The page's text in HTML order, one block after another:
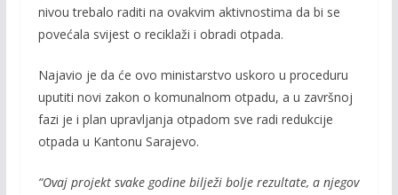
nivou trebalo raditi na ovakvim aktivnostima da bi se
povećala svijest o reciklaži i obradi otpada.
Najavio je da će ovo ministarstvo uskoro u proceduru
uputiti novi zakon o komunalnom otpadu, a u završnoj
fazi je i plan upravljanja otpadom sve radi redukcije
otpada u Kantonu Sarajevo.
“Ovaj projekt svake godine bilježi bolje rezultate, a njegov